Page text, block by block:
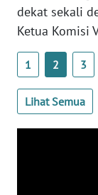
dekat sekali
Ketua Komisi
1 2 3
Lihat Semua
KEPRI
PAPUA
WN
PAPUA
BARAT